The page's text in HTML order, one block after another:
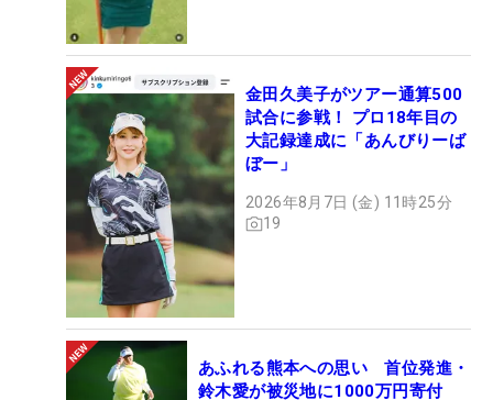
金田久美子がツアー通算500
試合に参戦！ プロ18年目の
大記録達成に「あんびりーば
ぼー」
2026年8月7日 (金) 11時25分
19
あふれる熊本への思い 首位発進・
鈴木愛が被災地に1000万円寄付